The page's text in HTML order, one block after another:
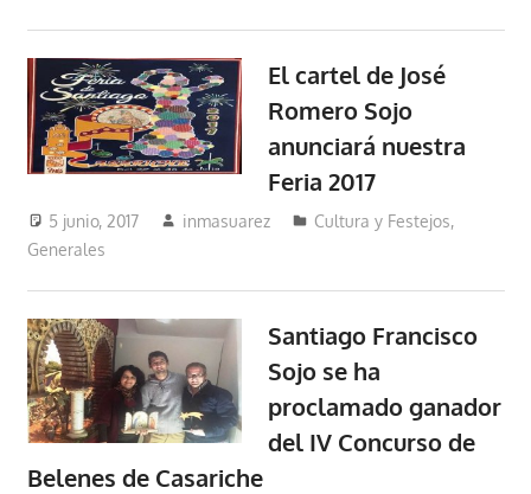
El cartel de José
Romero Sojo
anunciará nuestra
Feria 2017
5 junio, 2017 inmasuarez Cultura y Festejos,
Generales
Santiago Francisco
Sojo se ha
proclamado ganador
del IV Concurso de
Belenes de Casariche